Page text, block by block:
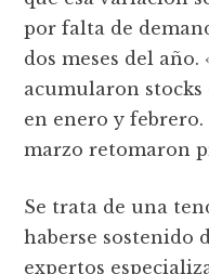
por falta de
dos meses del año.
acumularon
en enero y febrero.
marzo retomaron
Se trata de una
haberse sostenido
expertos